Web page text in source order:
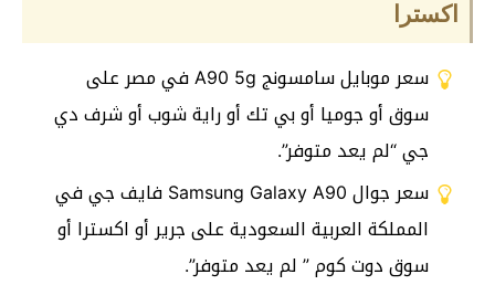
اكسترا
سعر موبايل سامسونج A90 5g في مصر على
سوق أو جوميا أو بي تك أو راية شوب أو شرف دي
جي “لم يعد متوفر”.
سعر جوال Samsung Galaxy A90 فايف جي في
المملكة العربية السعودية على جرير أو اكسترا أو
سوق دوت كوم ” لم يعد متوفر”.